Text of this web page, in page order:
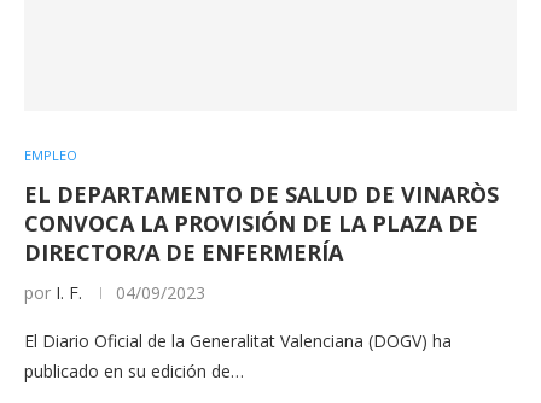
EMPLEO
EL DEPARTAMENTO DE SALUD DE VINARÒS
CONVOCA LA PROVISIÓN DE LA PLAZA DE
DIRECTOR/A DE ENFERMERÍA
por I. F. 04/09/2023
El Diario Oficial de la Generalitat Valenciana (DOGV) ha
publicado en su edición de…